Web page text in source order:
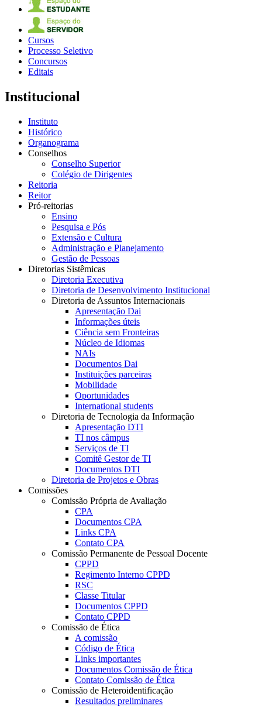
Cursos
Processo Seletivo
Concursos
Editais
Institucional
Instituto
Histórico
Organograma
Conselhos
Conselho Superior
Colégio de Dirigentes
Reitoria
Reitor
Pró-reitorias
Ensino
Pesquisa e Pós
Extensão e Cultura
Administração e Planejamento
Gestão de Pessoas
Diretorias Sistêmicas
Diretoria Executiva
Diretoria de Desenvolvimento Institucional
Diretoria de Assuntos Internacionais
Apresentação Dai
Informações úteis
Ciência sem Fronteiras
Núcleo de Idiomas
NAIs
Documentos Dai
Instituições parceiras
Mobilidade
Oportunidades
International students
Diretoria de Tecnologia da Informação
Apresentação DTI
TI nos câmpus
Serviços de TI
Comitê Gestor de TI
Documentos DTI
Diretoria de Projetos e Obras
Comissões
Comissão Própria de Avaliação
CPA
Documentos CPA
Links CPA
Contato CPA
Comissão Permanente de Pessoal Docente
CPPD
Regimento Interno CPPD
RSC
Classe Titular
Documentos CPPD
Contato CPPD
Comissão de Ética
A comissão
Código de Ética
Links importantes
Documentos Comissão de Ética
Contato Comissão de Ética
Comissão de Heteroidentificação
Resultados preliminares